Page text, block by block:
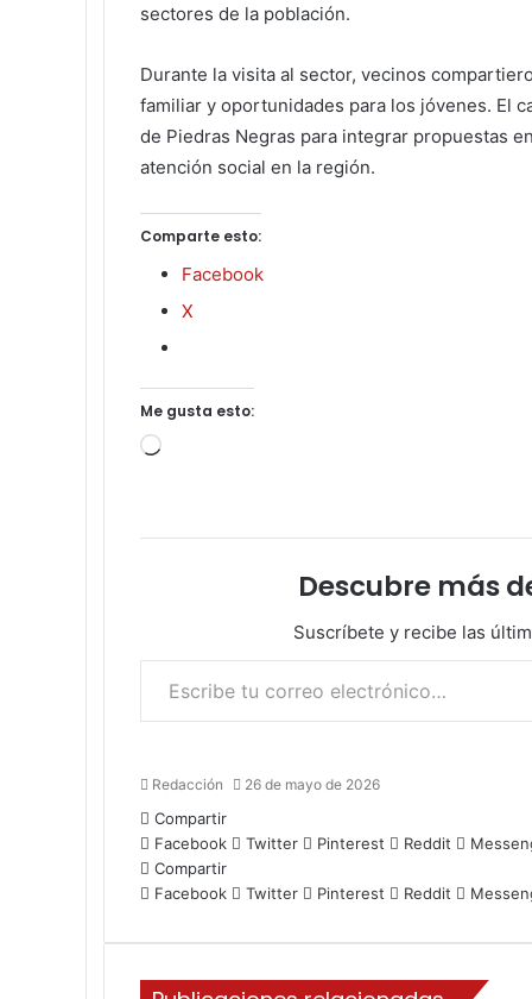
sectores de la población.
Durante la visita al sector, vecinos
familiar y oportunidades para los jóvenes. El
de Piedras Negras para integrar propuestas
atención social en la región.
Comparte esto:
Facebook
X
Me gusta esto:
Cargando...
Descubre más
Suscríbete y recibe las
Escribe tu correo electrónico…
Redacción 26 de mayo de 2026
Compartir
Facebook
Twitter Pinterest Reddit
Compartir
Facebook
Twitter Pinterest Reddit